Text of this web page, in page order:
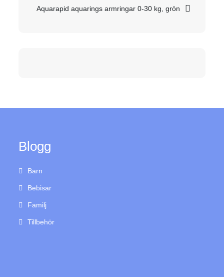
Aquarapid aquarings armringar 0-30 kg, grön
Blogg
Barn
Bebisar
Familj
Tillbehör